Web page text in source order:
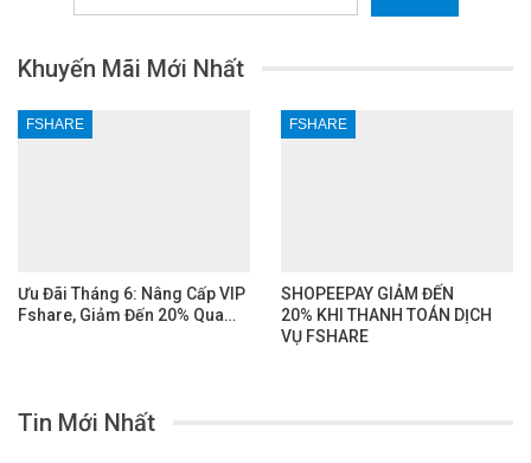
Khuyến Mãi Mới Nhất
FSHARE
Ưu Đãi Tháng 6: Nâng Cấp VIP
Fshare, Giảm Đến 20% Qua…
FSHARE
SHOPEEPAY GIẢM ĐẾN
20% KHI THANH TOÁN DỊCH
VỤ FSHARE
Tin Mới Nhất